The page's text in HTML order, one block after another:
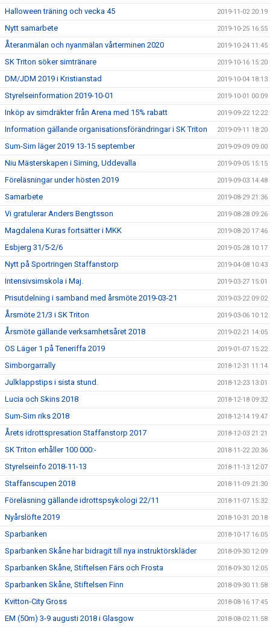
Halloween träning och vecka 45 2019-11-02 20:19
Nytt samarbete 2019-10-25 16:55
Återanmälan och nyanmälan vårterminen 2020 2019-10-24 11:45
SK Triton söker simtränare 2019-10-16 15:20
DM/JDM 2019 i Kristianstad 2019-10-04 18:13
Styrelseinformation 2019-10-01 2019-10-01 00:09
Inköp av simdräkter från Arena med 15% rabatt 2019-09-22 12:22
Information gällande organisationsförändringar i SK Triton 2019-09-11 18:20
Sum-Sim läger 2019 13-15 september 2019-09-09 09:00
Niu Mästerskapen i Siming, Uddevalla 2019-09-05 15:15
Föreläsningar under hösten 2019 2019-09-03 14:48
Samarbete 2019-08-29 21:36
Vi gratulerar Anders Bengtsson 2019-08-28 09:26
Magdalena Kuras fortsätter i MKK 2019-08-20 17:46
Esbjerg 31/5-2/6 2019-05-28 10:17
Nytt på Sportringen Staffanstorp 2019-04-08 10:43
Intensivsimskola i Maj. 2019-03-27 15:01
Prisutdelning i samband med årsmöte 2019-03-21 2019-03-22 09:02
Årsmöte 21/3 i SK Triton 2019-03-06 10:12
Årsmöte gällande verksamhetsåret 2018 2019-02-21 14:05
OS Läger 1 på Teneriffa 2019 2019-01-07 15:22
Simborgarrally 2018-12-31 11:14
Julklappstips i sista stund. 2018-12-23 13:01
Lucia och Skins 2018 2018-12-18 09:32
Sum-Sim riks 2018 2018-12-14 19:47
Årets idrottspresation Staffanstorp 2017 2018-12-03 21:21
SK Triton erhåller 100 000:- 2018-11-22 20:36
Styrelseinfo 2018-11-13 2018-11-13 12:07
Staffanscupen 2018 2018-11-09 21:30
Föreläsning gällande idrottspsykologi 22/11 2018-11-07 15:32
Nyårslöfte 2019 2018-10-31 20:18
Sparbanken 2018-10-17 16:05
Sparbanken Skåne har bidragit till nya instruktörskläder 2018-09-30 12:09
Sparbanken Skåne, Stiftelsen Färs och Frosta 2018-09-30 12:05
Sparbanken Skåne, Stiftelsen Finn 2018-09-30 11:58
Kvitton-City Gross 2018-08-16 17:45
EM (50m) 3-9 augusti 2018 i Glasgow 2018-08-02 11:58